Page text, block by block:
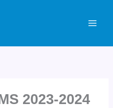
2023-2024